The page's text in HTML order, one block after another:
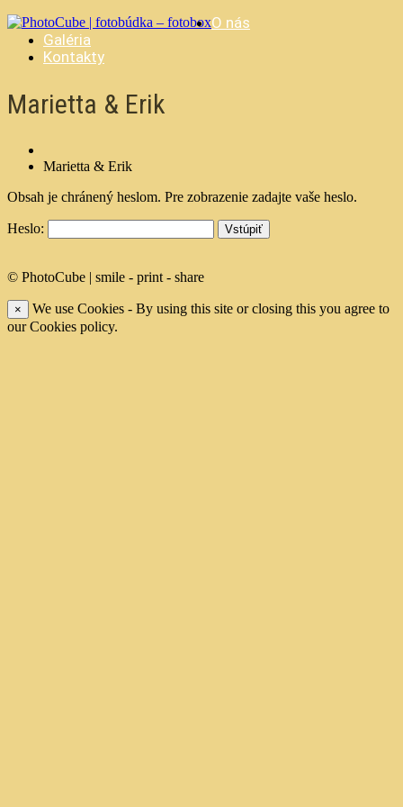
O nás
Galéria
Kontakty
Marietta & Erik
Marietta & Erik
Obsah je chránený heslom. Pre zobrazenie zadajte vaše heslo.
Heslo:
© PhotoCube | smile - print - share
×
We use Cookies - By using this site or closing this you agree to
our Cookies policy.